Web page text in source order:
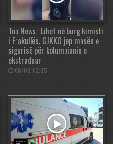
Top News- Lihet në burg kimisti
i Frakullës, GJKKO jep masën e
sigurisë për kolumbianin e
ekstraduar
08/08 12:35